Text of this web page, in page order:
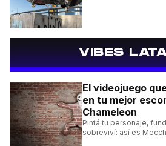
VIBES
El videojuego
en tu mejor
Chameleon
Pintá tu personaje,
sobreviví: así es